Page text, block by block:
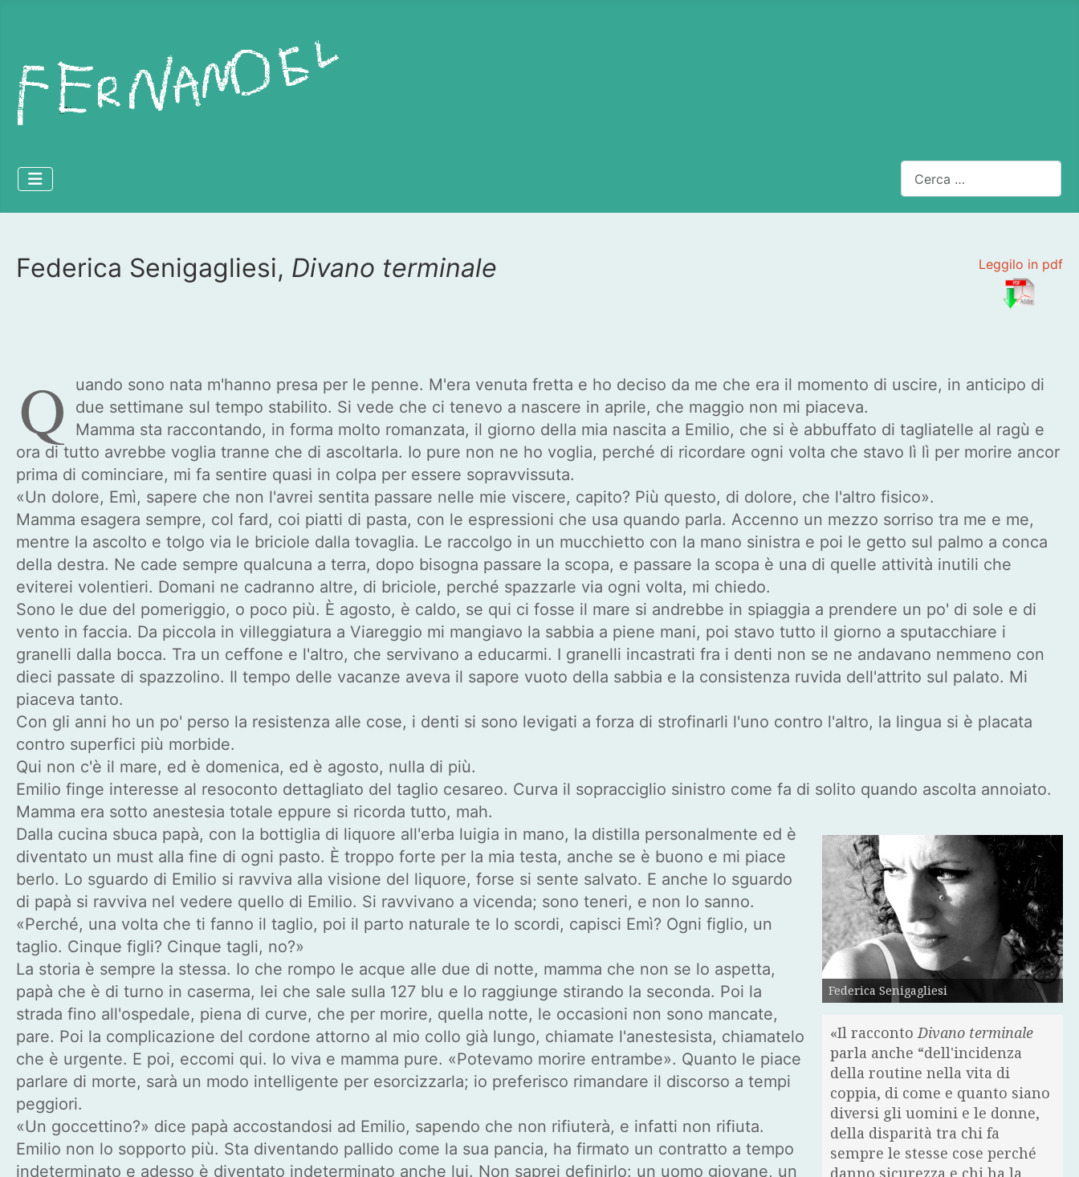
Cerca
Dettagli
Federica Senigagliesi, Divano terminale Leggilo in pdf
Q
uando sono nata m'hanno presa per le penne. M'era venuta fretta e ho deciso da me che era il momento di uscire, in anticipo di
due settimane sul tempo stabilito. Si vede che ci tenevo a nascere in aprile, che maggio non mi piaceva.
Mamma sta raccontando, in forma molto romanzata, il giorno della mia nascita a Emilio, che si è abbuffato di tagliatelle al ragù e
ora di tutto avrebbe voglia tranne che di ascoltarla. Io pure non ne ho voglia, perché di ricordare ogni volta che stavo lì lì per morire ancor
prima di cominciare, mi fa sentire quasi in colpa per essere sopravvissuta.
«Un dolore, Emì, sapere che non l'avrei sentita passare nelle mie viscere, capito? Più questo, di dolore, che l'altro fisico».
Mamma esagera sempre, col fard, coi piatti di pasta, con le espressioni che usa quando parla. Accenno un mezzo sorriso tra me e me,
mentre la ascolto e tolgo via le briciole dalla tovaglia. Le raccolgo in un mucchietto con la mano sinistra e poi le getto sul palmo a conca
della destra. Ne cade sempre qualcuna a terra, dopo bisogna passare la scopa, e passare la scopa è una di quelle attività inutili che
eviterei volentieri. Domani ne cadranno altre, di briciole, perché spazzarle via ogni volta, mi chiedo.
Sono le due del pomeriggio, o poco più. È agosto, è caldo, se qui ci fosse il mare si andrebbe in spiaggia a prendere un po' di sole e di
vento in faccia. Da piccola in villeggiatura a Viareggio mi mangiavo la sabbia a piene mani, poi stavo tutto il giorno a sputacchiare i
granelli dalla bocca. Tra un ceffone e l'altro, che servivano a educarmi. I granelli incastrati fra i denti non se ne andavano nemmeno con
dieci passate di spazzolino. Il tempo delle vacanze aveva il sapore vuoto della sabbia e la consistenza ruvida dell'attrito sul palato. Mi
piaceva tanto.
Con gli anni ho un po' perso la resistenza alle cose, i denti si sono levigati a forza di strofinarli l'uno contro l'altro, la lingua si è placata
contro superfici più morbide.
Qui non c'è il mare, ed è domenica, ed è agosto, nulla di più.
Emilio finge interesse al resoconto dettagliato del taglio cesareo. Curva il sopracciglio sinistro come fa di solito quando ascolta annoiato.
Mamma era sotto anestesia totale eppure si ricorda tutto, mah.
Federica Senigagliesi
«Il raccontoDivano terminale
parla anche “dell'incidenza
della routine nella vita di
coppia, di come e quanto siano
diversi gli uomini e le donne,
della disparità tra chi fa
sempre le stesse cose perché
Dalla cucina sbuca papà, con la bottiglia di liquore all'erba luigia in mano, la distilla personalmente ed è
diventato un must alla fine di ogni pasto. È troppo forte per la mia testa, anche se è buono e mi piace
berlo. Lo sguardo di Emilio si ravviva alla visione del liquore, forse si sente salvato. E anche lo sguardo
di papà si ravviva nel vedere quello di Emilio. Si ravvivano a vicenda; sono teneri, e non lo sanno.
«Perché, una volta che ti fanno il taglio, poi il parto naturale te lo scordi, capisci Emì? Ogni figlio, un
taglio. Cinque figli? Cinque tagli, no?»
La storia è sempre la stessa. Io che rompo le acque alle due di notte, mamma che non se lo aspetta,
papà che è di turno in caserma, lei che sale sulla 127 blu e lo raggiunge stirando la seconda. Poi la
strada fino all'ospedale, piena di curve, che per morire, quella notte, le occasioni non sono mancate,
pare. Poi la complicazione del cordone attorno al mio collo già lungo, chiamate l'anestesista, chiamatelo
che è urgente. E poi, eccomi qui. Io viva e mamma pure. «Potevamo morire entrambe». Quanto le piace
parlare di morte, sarà un modo intelligente per esorcizzarla; io preferisco rimandare il discorso a tempi
peggiori.
«Un goccettino?» dice papà accostandosi ad Emilio, sapendo che non rifiuterà, e infatti non rifiuta.
Emilio non lo sopporto più. Sta diventando pallido come la sua pancia, ha firmato un contratto a tempo
indeterminato e adesso è diventato indeterminato anche lui. Non saprei definirlo: un uomo giovane, un